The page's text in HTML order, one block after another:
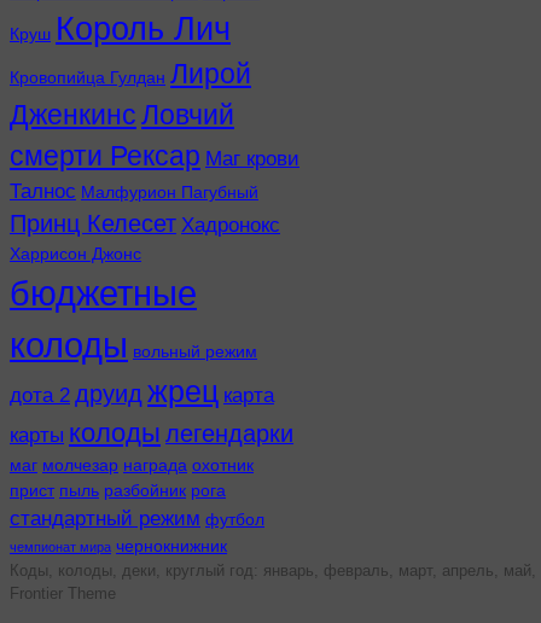
Круш Король Лич
Кровопийца Гулдан Лирой
ДженкинсЛовчий
смерти Рексар Маг крови
Талнос Малфурион Пагубный
Принц Келесет Хадронокс
Харрисон Джонс
бюджетные
колоды вольный режим
дота 2 друид жрец карта
карты колоды легендарки
маг молчезар награда охотник
прист пыль разбойник рога
стандартный режим футбол
чемпионат мира чернокнижник
Коды, колоды, деки, круглый год: январь, февраль, март, апрель,
Frontier Theme